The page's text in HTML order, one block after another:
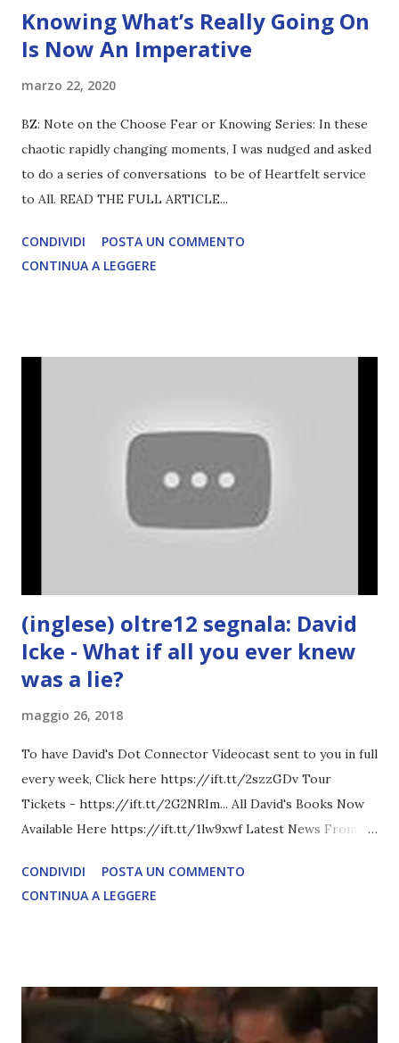
Knowing What’s Really Going On
Is Now An Imperative
marzo 22, 2020
BZ: Note on the Choose Fear or Knowing Series: In these
chaotic rapidly changing moments, I was nudged and asked
to do a series of conversations to be of Heartfelt service
to All. READ THE FULL ARTICLE...
CONDIVIDI
POSTA UN COMMENTO
CONTINUA A LEGGERE
(inglese) oltre12 segnala: David
Icke - What if all you ever knew
was a lie?
maggio 26, 2018
To have David's Dot Connector Videocast sent to you in full
every week, Click here https://ift.tt/2szzGDv Tour
Tickets - https://ift.tt/2G2NRIm... All David's Books Now
Available Here https://ift.tt/1lw9xwf Latest News From
COMPLETO - fonte
CONDIVIDI
POSTA UN COMMENTO
CONTINUA A LEGGERE